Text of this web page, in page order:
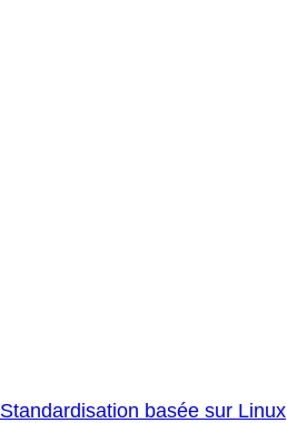
Standardisation basée sur Linux